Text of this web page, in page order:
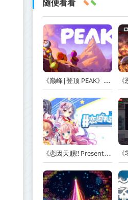
随便看看
《巅峰|登顶 PEAK》v1.47.a【单机+联机】丨中文版网盘下载
《恋因天赐!! Present From Angel Template!! An Angel's Gift》Build.23930554-免安装中文版丨中文版网盘下载